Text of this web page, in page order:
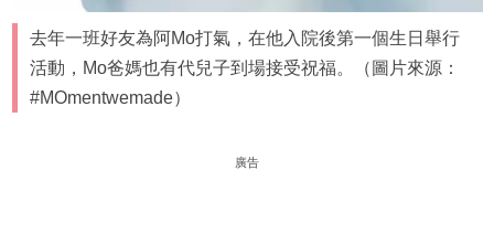
去年一班好友為阿Mo打氣，在他入院後第一個生日舉行
活動，Mo爸媽也有代兒子到場接受祝福。（圖片來源：
#MOmentwemade）
廣告